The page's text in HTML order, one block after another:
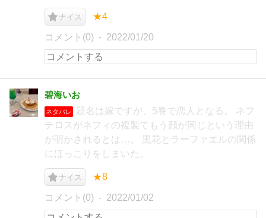
ナイス ★4
コメント(0) 2022/01/20
碧海いお
ネタバレ
題名は嫁ですが、5巻で恋人となる。 ネフ
テロスがネフィの複製てもう顔が同じという理由
が明かされるとは…。 黒花とラーファエルの関係
にほっこりをしまいた。
ナイス ★8
コメント(0) 2022/01/02